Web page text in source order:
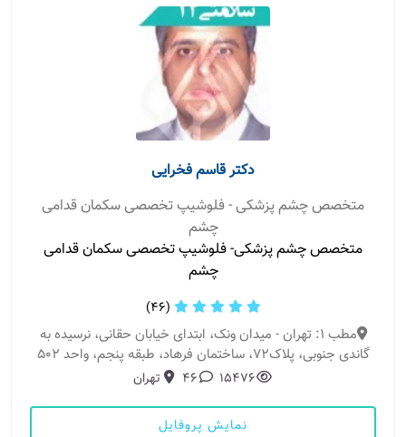
دکتر قاسم فخرایی
متخصص چشم پزشکی - فلوشیپ تخصصی سکمان قدامی
چشم
متخصص چشم پزشکی- فلوشیپ تخصصی سکمان قدامی
چشم
(46)
مطب 1: تهران - میدان ونک، ابتدای خیابان حقانی، نرسیده به
گاندی جنوبی، پلاک72، ساختمان فرهاد، طبقه پنجم، واحد 502
15476
46 تهران
نمایش پروفایل